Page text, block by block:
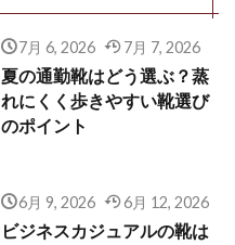
7月 6, 2026 7月 7, 2026
夏の通勤靴はどう選ぶ？蒸
れにくく歩きやすい靴選び
のポイント
6月 9, 2026 6月 12, 2026
ビジネスカジュアルの靴は